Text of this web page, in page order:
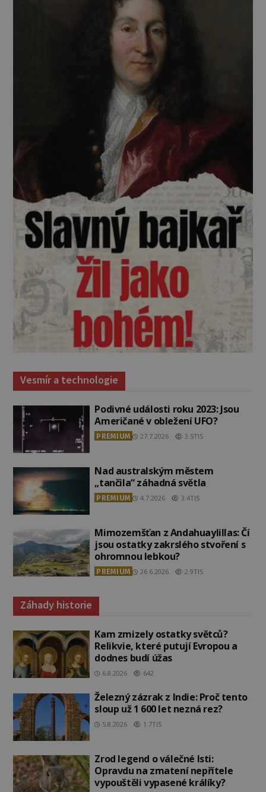
Vesmír a technologie
Podivné události roku 2023: Jsou
Američané v obležení UFO?
PREMIUM 27.7.2026 3.5TIS
Nad australským městem
„tančila“ záhadná světla
PREMIUM 4.7.2026 3.4TIS
Mimozemšťan z Andahuaylillas: Čí
jsou ostatky zakrslého stvoření s
ohromnou lebkou?
PREMIUM 26.6.2026 2.9TIS
Záhady historie
Kam zmizely ostatky světců?
Relikvie, které putují Evropou a
dodnes budí úžas
6.8.2026 642
Železný zázrak z Indie: Proč tento
sloup už 1 600 let nezná rez?
5.8.2026 1.7TIS
Zrod legend o válečné lsti:
Opravdu na zmatení nepřítele
vypouštěli vypasené králíky?